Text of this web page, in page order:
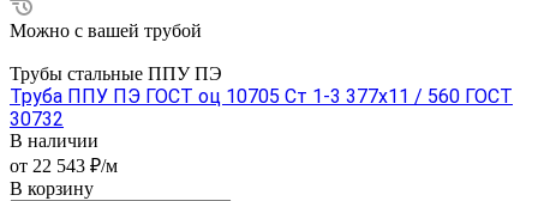
Можно с вашей трубой
Трубы стальные ППУ ПЭ
Труба ППУ ПЭ ГОСТ оц 10705 Ст 1-3 377x11 / 560 ГОСТ
30732
В наличии
от 22 543 ₽/м
В корзину